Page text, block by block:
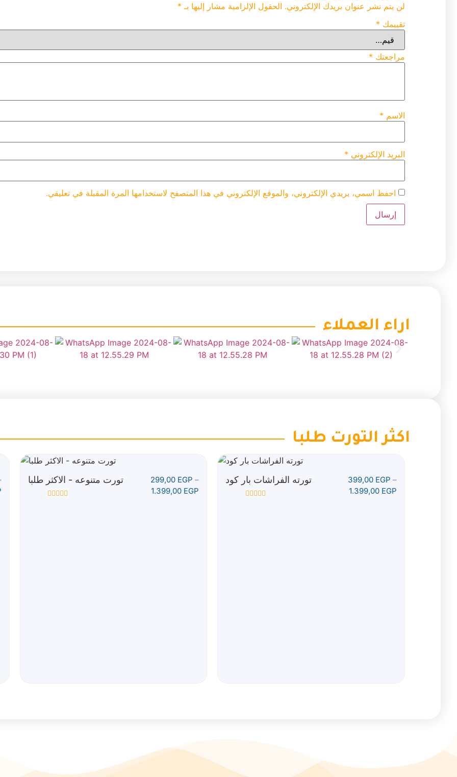
لن يتم نشر عنوان بريدك الإلكتروني. الحقول الإلزامية مشار إليها بـ *
تقييمك *
مراجعتك *
الاسم *
البريد الإلكتروني *
احفظ اسمي، بريدي الإلكتروني، والموقع الإلكتروني في هذا المتصفح لاستخدامها المرة المقبلة في تعليقي.
اراء العملاء
اكثر التورت طلبا
تورته الفراشات بار كود 399,00 EGP –
1.399,00 EGP
تورت متنوعه - الاكثر طلبا 299,00 EGP –
1.399,00 EGP